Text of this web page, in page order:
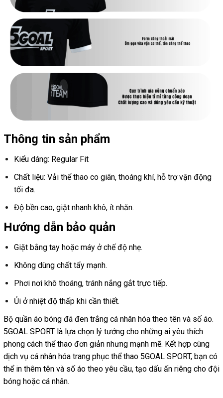
Thông tin sản phẩm
Kiểu dáng: Regular Fit
Chất liệu: Vải thể thao co giãn, thoáng khí, hỗ trợ vận động
tối đa.
Độ bền cao, giặt nhanh khô, ít nhăn.
Hướng dẫn bảo quản
Giặt bằng tay hoặc máy ở chế độ nhẹ.
Không dùng chất tẩy mạnh.
Phơi nơi khô thoáng, tránh nắng gắt trực tiếp.
Ủi ở nhiệt độ thấp khi cần thiết.
Bộ quần áo bóng đá đen trắng cá nhân hóa theo tên và số áo.
5GOAL SPORT là lựa chọn lý tưởng cho những ai yêu thích
phong cách thể thao đơn giản nhưng mạnh mẽ. Kết hợp cùng
dịch vụ cá nhân hóa trang phục thể thao 5GOAL SPORT, bạn có
thể in thêm tên và số áo theo yêu cầu, tạo dấu ấn riêng cho đội
bóng hoặc cá nhân.